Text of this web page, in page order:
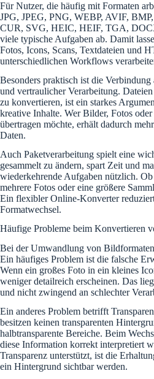
Für Nutzer, die häufig mit Formaten
JPG, JPEG, PNG, WEBP, AVIF,
CUR, SVG, HEIC, HEIF, TGA,
viele typische Aufgaben ab. Damit
Fotos, Icons, Scans, Textdateien und
unterschiedlichen Workflows
Besonders praktisch ist die
und vertraulicher Verarbeitung.
zu konvertieren, ist ein starkes
kreative Inhalte. Wer Bilder, Fotos
übertragen möchte, erhält dadurch
Daten.
Auch Paketverarbeitung spielt eine
gesammelt zu ändern, spart Zeit und
wiederkehrende Aufgaben nützlich.
mehrere Fotos oder eine größere
Ein flexibler Online-Konverter
Formatwechsel.
Häufige Probleme beim Konvertieren
Bei der Umwandlung von
Ein häufiges Problem ist die falsche
Wenn ein großes Foto in ein kleines
weniger detailreich erscheinen. Das
und nicht zwingend an schlechter
Ein anderes Problem betrifft
besitzen keinen transparenten
halbtransparente Bereiche. Beim
diese Information korrekt interpretiert
Transparenz unterstützt, ist die
ein Hintergrund sichtbar werden.